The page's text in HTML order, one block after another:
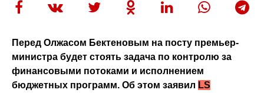
Перед Олжасом Бектеновым на посту премьер-
министра будет стоять задача по контролю за
финансовыми потоками и исполнением
бюджетных программ. Об этом заявил LS